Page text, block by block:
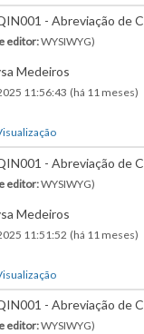
- Abreviação de
editor:WYSIWYG)
Medeiros
11:56:43 (há 11 meses)
- Abreviação de
editor:WYSIWYG)
Medeiros
11:51:52 (há 11 meses)
- Abreviação de
editor:WYSIWYG)